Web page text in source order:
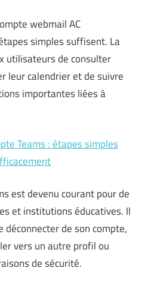
webmail AC
simples suffisent. La
utilisateurs de consulter
leur calendrier et de suivre
importantes liées à
Teams : étapes simples
est devenu courant pour de
et institutions éducatives. Il
déconnecter de son compte,
vers un autre profil ou
de sécurité.